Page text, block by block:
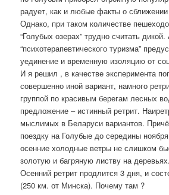
радует, как и любые факты о
Однако, при таком количестве
“Голубых озерах” трудно считать
“психотерапевтического туризма”
уединение и временную изоляцию от
И я решил , в качестве эксперимента
совершенно иной вариант, намного
группой по красивым берегам лесных
предложение – истинный ретрит.
мыслимых в Беларуси вариантов.
поездку на Голубые до середины
осенние холодные ветры не слишком
золотую и багряную листву на деревьях.
Осенний ретрит продлится 3 дня, и
(250 км. от Минска). Почему там ?